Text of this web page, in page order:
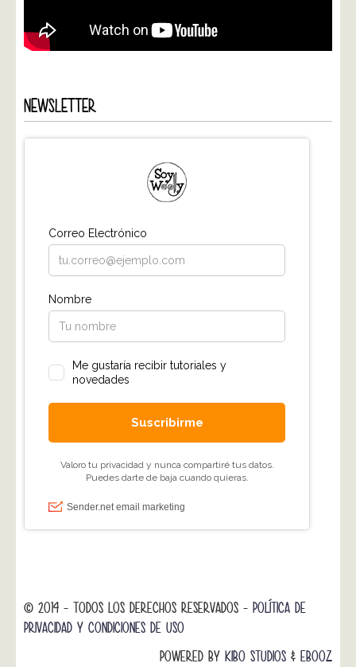
NEWSLETTER
© 2014 - TODOS LOS DERECHOS RESERVADOS - POLÍTICA DE
PRIVACIDAD Y CONDICIONES DE USO
POWERED BY KIBO STUDIOS & EBOOZ